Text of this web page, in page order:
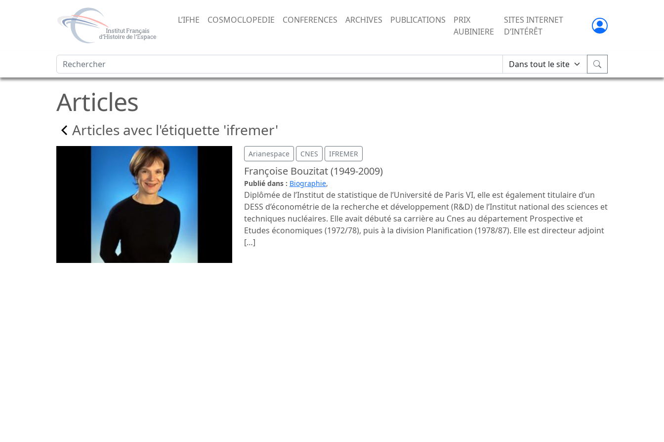
L’IFHE COSMOCLOPEDIE CONFERENCES ARCHIVES PUBLICATIONS
PRIX
AUBINIERE
SITES INTERNET
D’INTÉRÊT
Articles
Articles avec l'étiquette 'ifremer'
Arianespace CNES IFREMER
Françoise Bouzitat (1949-2009)
Publié dans : Biographie,
Diplômée de l’Institut de statistique de l’Université de Paris VI, elle est également titulaire d’un
DESS d’économétrie de la recherche et développement (R&D) de l’Institut national des sciences et
techniques nucléaires. Elle avait débuté sa carrière au Cnes au département Prospective et
Etudes économiques (1972/78), puis à la division Planification (1978/87). Elle est directeur adjoint
[…]